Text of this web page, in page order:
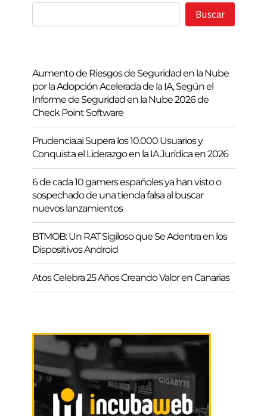
Buscar Buscar
Aumento de Riesgos de Seguridad en la Nube
por la Adopción Acelerada de la IA, Según el
Informe de Seguridad en la Nube 2026 de
Check Point Software
Prudencia.ai Supera los 10.000 Usuarios y
Conquista el Liderazgo en la IA Jurídica en 2026
6 de cada 10 gamers españoles ya han visto o
sospechado de una tienda falsa al buscar
nuevos lanzamientos
BTMOB: Un RAT Sigiloso que Se Adentra en los
Dispositivos Android
Atos Celebra 25 Años Creando Valor en Canarias